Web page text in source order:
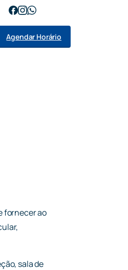
Agendar Horário
fornecer ao
sala de